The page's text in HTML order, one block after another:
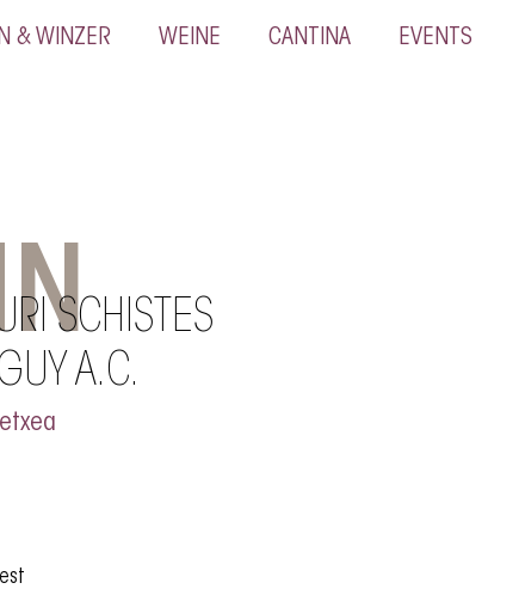
& WINZER WEINE CANTINA EVENTS
SCHISTES
A.C.